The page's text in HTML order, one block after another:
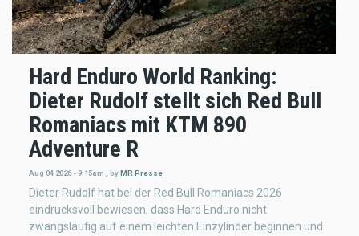
Hard Enduro World Ranking:
Dieter Rudolf stellt sich Red Bull
Romaniacs mit KTM 890
Adventure R
Aug 04 2026 - 9:15am byMR Presse
Dieter Rudolf hat bei der Red Bull Romaniacs 2026
eindrucksvoll bewiesen, dass Hard Enduro nicht
zwangsläufig auf einem leichten Einzylinder beginnen und